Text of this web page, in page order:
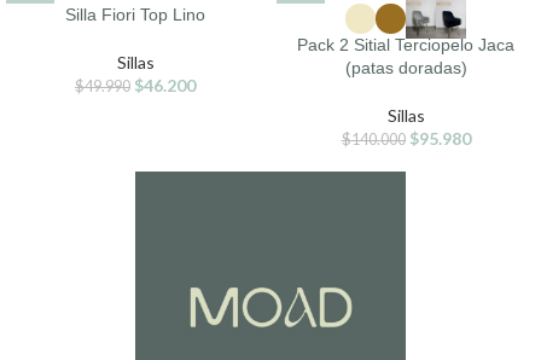
Silla Fiori Top Lino
Sillas
$49.990 $46.200
Pack 2 Sitial Terciopelo Jaca
(patas doradas)
Sillas
$140.000 $95.980